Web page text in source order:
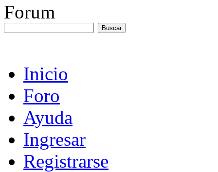
Inicio
Foro
Ayuda
Ingresar
Registrarse